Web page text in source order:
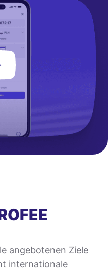
angebotenen Ziele
internationale